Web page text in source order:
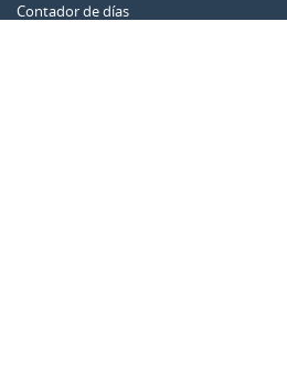
Contador de días